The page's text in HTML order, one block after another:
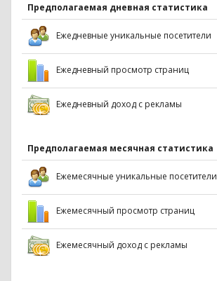
Предполагаемая дневная статистика
Ежедневные уникальные посетители
Ежедневный просмотр страниц
Ежедневный доход с рекламы
Предполагаемая месячная статистика
Ежемесячные уникальные посетители
Ежемесячный просмотр страниц
Ежемесячный доход с рекламы